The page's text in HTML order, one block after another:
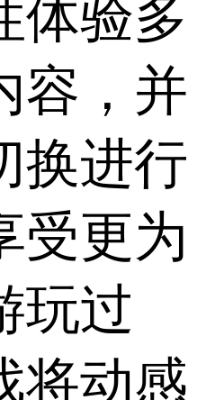
体验多
容，并
换进行
受更为
玩过
将动感